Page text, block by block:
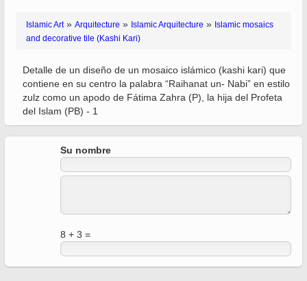
Islamic Art» Arquitecture » Islamic Arquitecture » Islamic mosaics
and decorative tile (Kashi Kari)
Detalle de un diseño de un mosaico islámico (kashi kari) que
contiene en su centro la palabra “Raihanat un- Nabi” en estilo
zulz como un apodo de Fátima Zahra (P), la hija del Profeta
del Islam (PB) - 1
Su nombre
8 + 3 =